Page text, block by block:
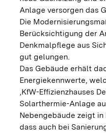
Anlage versorgen das
Die
Berücksichtigung der
Denkmalpflege aus
gut gelungen.
Das Gebäude erhält
Energiekennwerte,
‚KfW-Effizienzhauses
Solarthermie-Anlage
Nebengebäude zeigt in
dass auch bei